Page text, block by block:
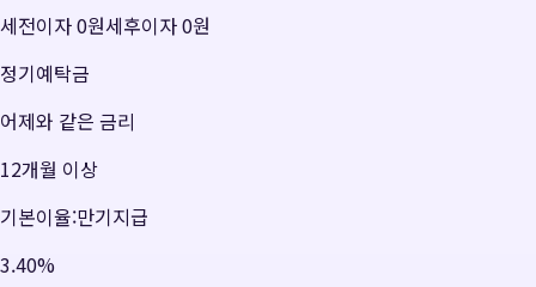
세전이자0원세후이자0원
정기예탁금
어제와 같은 금리
12개월 이상
기본이율:만기지급
3.40%